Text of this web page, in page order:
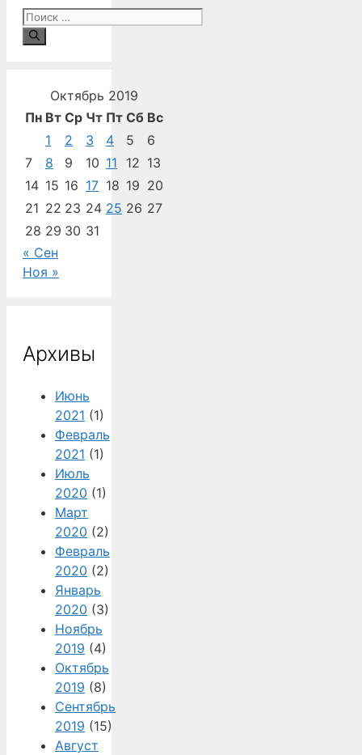
Поиск:
Октябрь 2019
Пн Вт Ср Чт Пт Сб Вс
1
2 3 4 5
6
7
8 9 10 11 12 13
14 15 16 17 18 19 20
21 22 23 24 25 26 27
28 29 30 31
« Сен
Ноя »
Архивы
Июнь
2021 (1)
Февраль
2021 (1)
Июль
2020 (1)
Март
2020 (2)
Февраль
2020 (2)
Январь
2020 (3)
Ноябрь
2019 (4)
Октябрь
2019 (8)
Сентябрь
2019 (15)
Август